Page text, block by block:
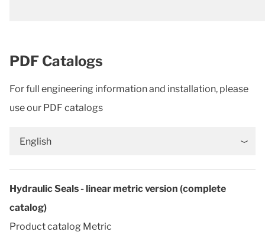
PDF Catalogs
For full engineering information and installation, please
use our PDF catalogs
English
Hydraulic Seals - linear metric version (complete
catalog)
Product catalog Metric